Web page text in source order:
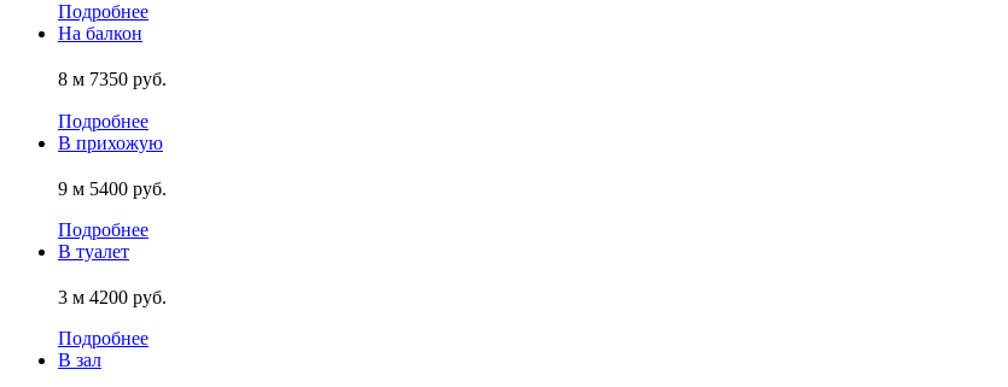
Подробнее
На балкон
8 м 7350 руб.
Подробнее
В прихожую
9 м 5400 руб.
Подробнее
В туалет
3 м 4200 руб.
Подробнее
В зал